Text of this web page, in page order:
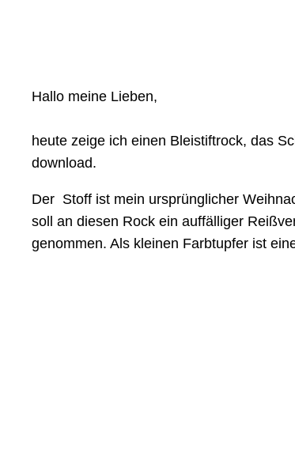
Hallo meine Lieben,
heute zeige ich einen Bleistiftrock, das
download.
Der Stoff ist mein ursprünglicher
soll an diesen Rock ein auffälliger
genommen. Als kleinen Farbtupfer ist